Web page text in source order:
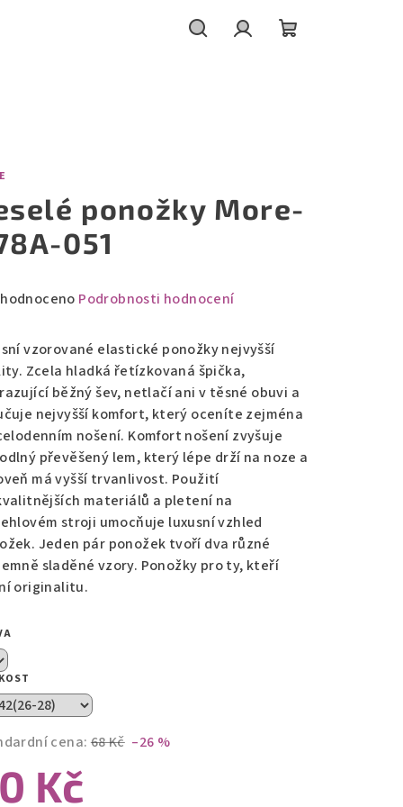
ponožky More-
051
Podrobnosti hodnocení
vzorované elastické ponožky nejvyšší
Zcela hladká řetízkovaná špička,
běžný šev, netlačí ani v těsné obuvi a
nejvyšší komfort, který oceníte zejména
nošení. Komfort nošení zvyšuje
převěšený lem, který lépe drží na noze a
má vyšší trvanlivost. Použití
materiálů a pletení na
stroji umocňuje luxusní vzhled
Jeden pár ponožek tvoří dva různé
sladěné vzory. Ponožky pro ty, kteří
originalitu.
cena: 68 Kč –26 %
Kč